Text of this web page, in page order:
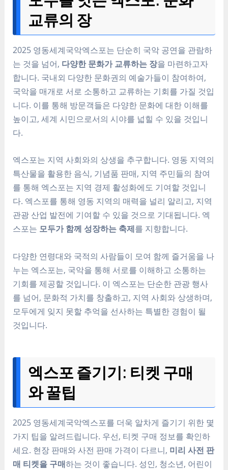
교류의 장
2025 영동세계국악엑스포는 단순히 국악 공연을 관람하
는 것을 넘어, 다양한 문화가 교류하는 장을 마련하고자
합니다. 국내외 다양한 문화권의 예술가들이 참여하여,
국악을 매개로 서로 소통하고 교류하는 기회를 가질 것입
니다. 이를 통해 방문객들은 다양한 문화에 대한 이해를
높이고, 세계 시민으로서의 시야를 넓힐 수 있을 것입니
다.
엑스포는 지역 사회와의 상생을 추구합니다. 영동 지역의
특산물을 활용한 음식, 기념품 판매, 지역 주민들의 참여
를 통해 엑스포는 지역 경제 활성화에도 기여할 것입니
다. 엑스포를 통해 영동 지역의 매력을 널리 알리고, 지역
관광 산업 발전에 기여할 수 있을 것으로 기대됩니다. 엑
스포는 모두가 함께 성장하는 축제를 지향합니다.
다양한 연령대와 국적의 사람들이 모여 함께 즐거움을 나
누는 엑스포는, 국악을 통해 서로를 이해하고 소통하는
기회를 제공할 것입니다. 이 엑스포는 단순한 관광 행사
를 넘어, 문화적 가치를 창출하고, 지역 사회와 상생하며,
모두에게 잊지 못할 추억을 선사하는 특별한 경험이 될
것입니다.
엑스포 즐기기: 티켓 구매
와 꿀팁
2025 영동세계국악엑스포를 더욱 알차게 즐기기 위한 몇
가지 팁을 알려드립니다. 우선, 티켓 구매 정보를 확인하
세요. 현장 판매와 사전 판매 가격이 다르니, 미리 사전 판
매 티켓을 구매하는 것이 좋습니다. 성인, 청소년, 어린이